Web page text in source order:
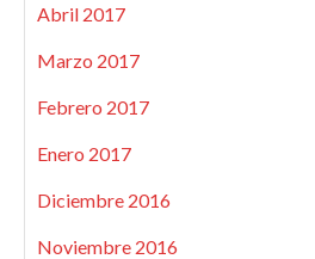
Abril 2017
Marzo 2017
Febrero 2017
Enero 2017
Diciembre 2016
Noviembre 2016